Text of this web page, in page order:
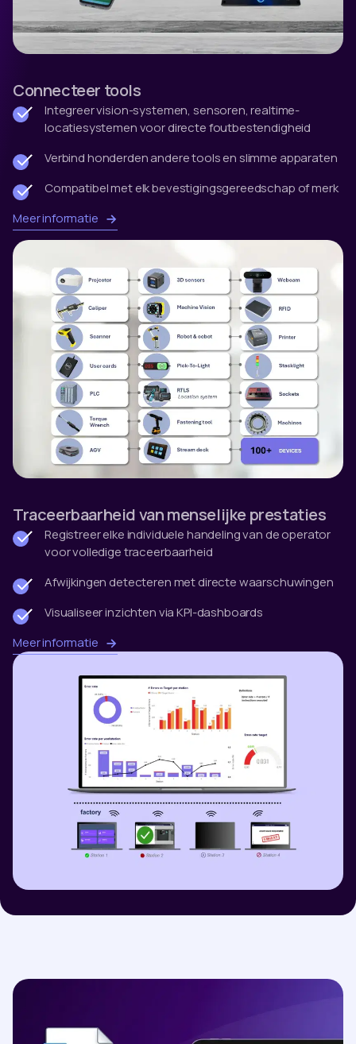
Connecteer tools
Integreer vision-systemen, sensoren, realtime-
locatiesystemen voor directe foutbestendigheid
Verbind honderden andere tools en slimme apparaten
Compatibel met elk bevestigingsgereedschap of merk
Meer informatie
Traceerbaarheid van menselijke prestaties
Registreer elke individuele handeling van de operator
voor volledige traceerbaarheid
Afwijkingen detecteren met directe waarschuwingen
Visualiseer inzichten via KPI-dashboards
Meer informatie